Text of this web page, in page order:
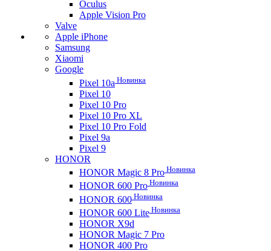
Oculus
Apple Vision Pro
Valve
Apple iPhone
Samsung
Xiaomi
Google
Pixel 10a Новинка
Pixel 10
Pixel 10 Pro
Pixel 10 Pro XL
Pixel 10 Pro Fold
Pixel 9a
Pixel 9
HONOR
HONOR Magic 8 Pro Новинка
HONOR 600 Pro Новинка
HONOR 600 Новинка
HONOR 600 Lite Новинка
HONOR X9d
HONOR Magic 7 Pro
HONOR 400 Pro